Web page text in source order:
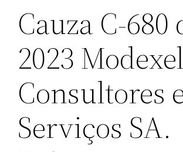
Cauza
2023
Consultores
Serviços SA.